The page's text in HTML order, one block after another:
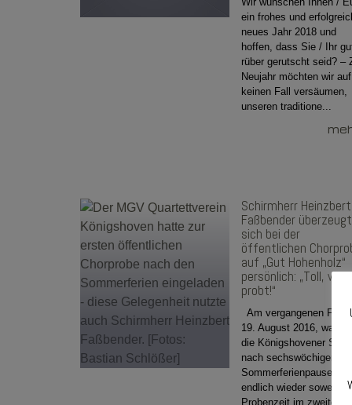
ein frohes und
neues Jahr 2018 und
hoffen, dass Sie / Ihr
rüber gerutscht seid? –
Neujahr möchten wir auf
keinen Fall versäumen,
unseren traditione...
Schirmherr Heinzbert
Faßbender
sich bei der
öffentlichen
auf „Gut Hohenholz“
persönlich: „Toll, wie
probt!“
Am vergangenen
19. August 2016, war
die Königshovener
nach sechswöchiger
Sommerferienpause
endlich wieder soweit:
Probenzeit im zweiten